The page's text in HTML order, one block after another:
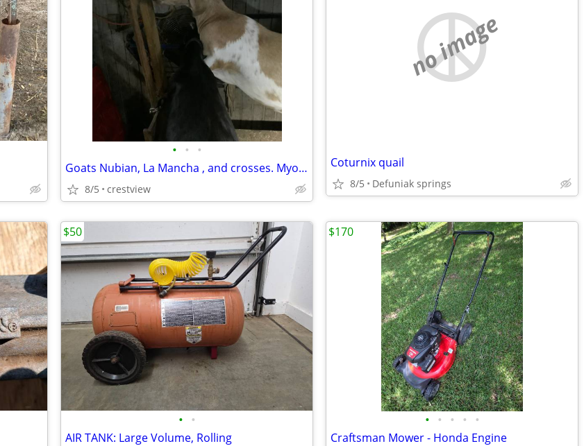
• • •
Goats Nubian, La Mancha , and crosses. Myotonic Fainting crosses. Doe’s and bu
8/5 crestview
no image
Coturnix quail
8/5 Defuniak springs
• •
AIR TANK: Large Volume, Rolling
$50
• • • • •
Craftsman Mower - Honda Engine
$170